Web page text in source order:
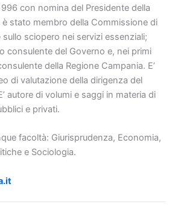
con nomina del Presidente della
è stato membro della Commissione di
sciopero nei servizi essenziali;
consulente del Governo e, nei primi
della Regione Campania. E’
di valutazione della dirigenza del
autore di volumi e saggi in materia di
e privati.
facoltà: Giurisprudenza, Economia,
e Sociologia.